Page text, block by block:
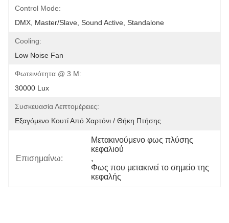
Control Mode:
DMX, Master/slave, Sound Active, Standalone
Cooling:
Low Noise Fan
Φωτεινότητα @ 3 M:
30000 Lux
Συσκευασία Λεπτομέρειες:
Εξαγόμενο Κουτί Από Χαρτόνι / Θήκη Πτήσης
Επισημαίνω:
Μετακινούμενο φως πλύσης
κεφαλιού
,
Φως που μετακινεί το σημείο της
κεφαλής